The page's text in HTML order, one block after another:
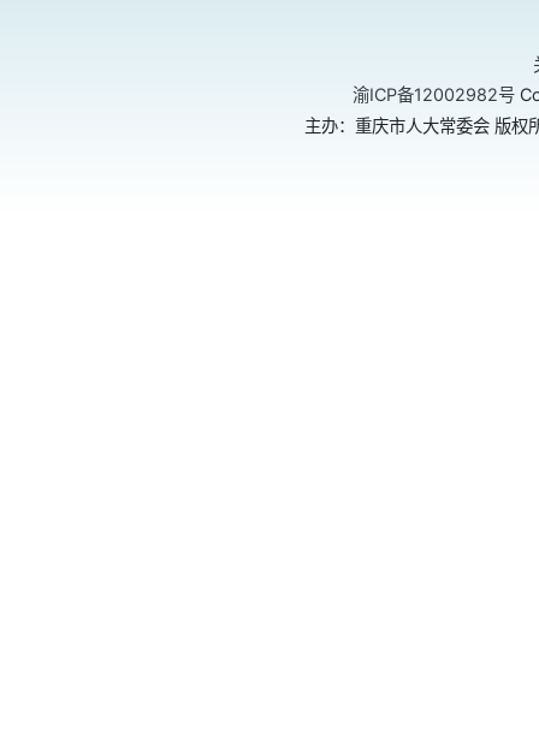
渝ICP备12002982号
主办：重庆市人大常委会 版